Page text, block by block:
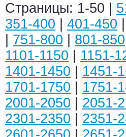
Страницы: 1-50 |
351-400
401-450
751-800 801-850
1101-1150
1151-
1401-1450
1451-
1701-1750
1751-
2001-2050
2051-
2301-2350
2351-